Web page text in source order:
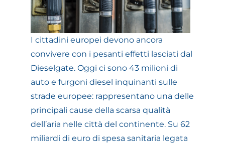
I cittadini europei devono ancora
convivere con i pesanti effetti lasciati dal
Dieselgate. Oggi ci sono 43 milioni di
auto e furgoni diesel inquinanti sulle
strade europee: rappresentano una delle
principali cause della scarsa qualità
dell’aria nelle città del continente. Su 62
miliardi di euro di spesa sanitaria legata